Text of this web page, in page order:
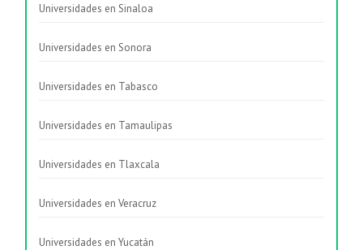
Universidades en Sinaloa
Universidades en Sonora
Universidades en Tabasco
Universidades en Tamaulipas
Universidades en Tlaxcala
Universidades en Veracruz
Universidades en Yucatán